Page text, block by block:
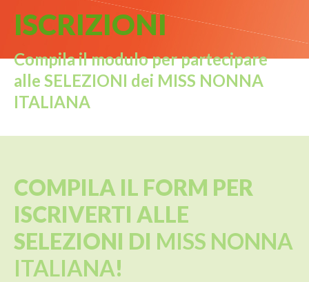
ISCRIZIONI
Compila il modulo per partecipare
alle SELEZIONI dei MISS NONNA
ITALIANA
COMPILA IL FORM PER
ISCRIVERTI ALLE
SELEZIONI DI MISS NONNA
ITALIANA!